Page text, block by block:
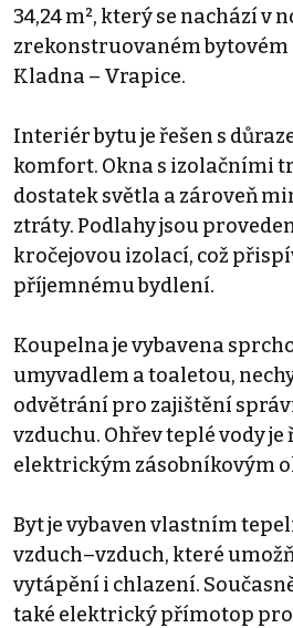
34,24 m², který se nachází v
zrekonstruovaném bytovém
Kladna – Vrapice.
Interiér bytu je řešen s
komfort. Okna s izolačními
dostatek světla a zároveň
ztráty. Podlahy jsou
kročejovou izolací, což
příjemnému bydlení.
Koupelna je vybavena
umyvadlem a toaletou,
odvětrání pro zajištění
vzduchu. Ohřev teplé vody
elektrickým zásobníkovým
Byt je vybaven vlastním
vzduch–vzduch, které
vytápění i chlazení.
také elektrický přímotop